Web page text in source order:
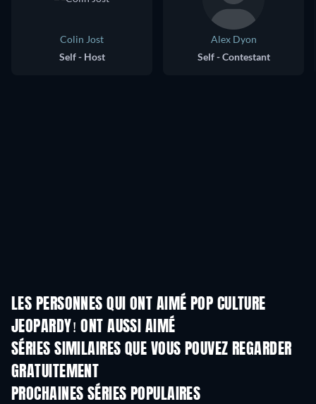
Colin Jost
Self - Host
Alex Dyon
Self - Contestant
LES PERSONNES QUI ONT AIMÉ POP CULTURE
JEOPARDY! ONT AUSSI AIMÉ
Série
SÉRIES SIMILAIRES QUE VOUS POUVEZ REGARDER
GRATUITEMENTSérie
PROCHAINES SÉRIES POPULAIRES
Série Série